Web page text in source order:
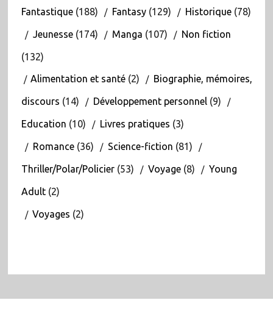
Fantastique(188) Fantasy(129) Historique(78)
Jeunesse(174) Manga (107) Non fiction
(132)
Alimentation et santé(2) Biographie, mémoires,
discours (14) Développement personnel(9)
Education (10) Livres pratiques (3)
Romance(36) Science-fiction (81)
Thriller/Polar/Policier(53) Voyage(8) Young
Adult(2)
Voyages (2)